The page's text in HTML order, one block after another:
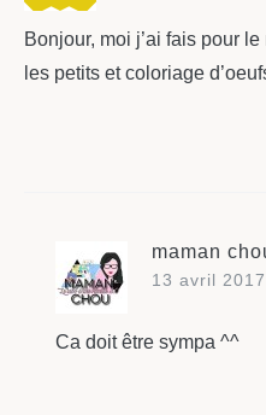
Bonjour, moi j’ai fais pour
les petits et coloriage
maman
13 avril
Ca doit être sympa ^^